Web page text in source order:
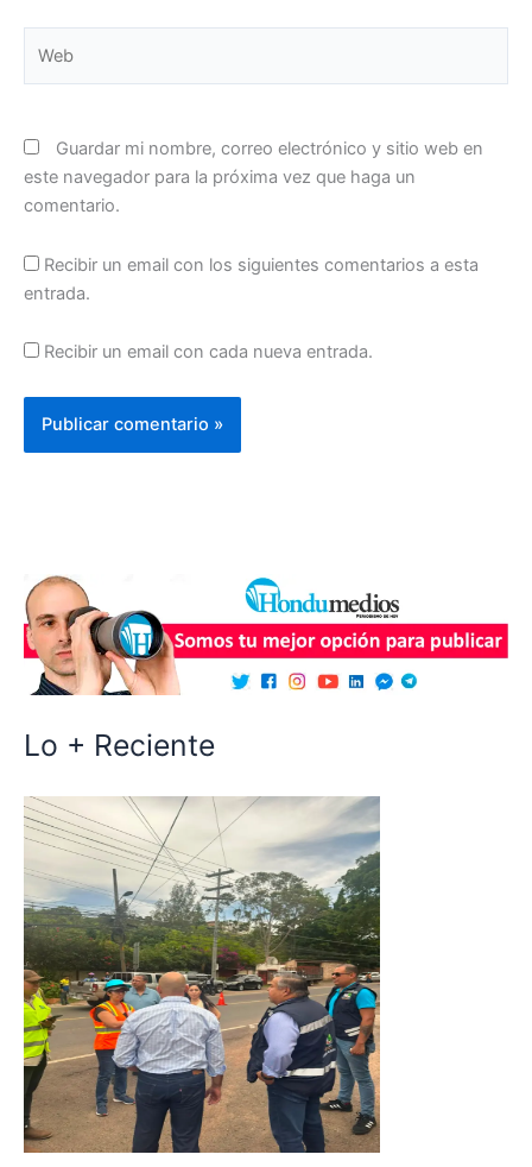
Guardar mi nombre, correo electrónico y sitio web en
este navegador para la próxima vez que haga un
comentario.
Recibir un email con los siguientes comentarios a esta
entrada.
Recibir un email con cada nueva entrada.
Lo + Reciente